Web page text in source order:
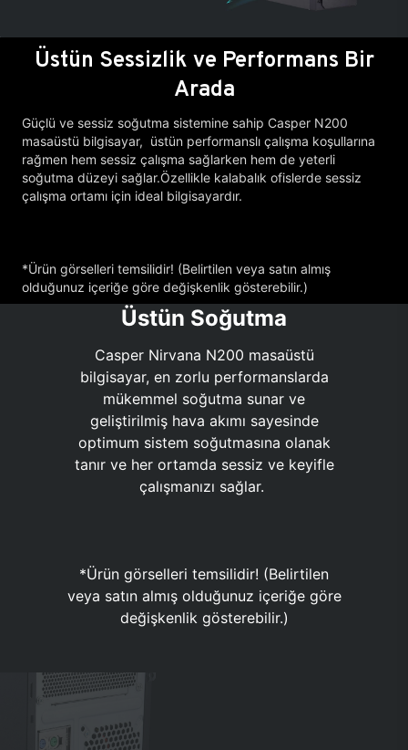
Üstün Sessizlik ve Performans Bir
Arada
Güçlü ve sessiz soğutma sistemine sahip Casper N200
masaüstü bilgisayar, üstün performanslı çalışma koşullarına
rağmen hem sessiz çalışma sağlarken hem de yeterli
soğutma düzeyi sağlar.Özellikle kalabalık ofislerde sessiz
çalışma ortamı için ideal bilgisayardır.
*Ürün görselleri temsilidir! (Belirtilen veya satın almış
olduğunuz içeriğe göre değişkenlik gösterebilir.)
Üstün Soğutma
Casper Nirvana N200 masaüstü
bilgisayar, en zorlu performanslarda
mükemmel soğutma sunar ve
geliştirilmiş hava akımı sayesinde
optimum sistem soğutmasına olanak
tanır ve her ortamda sessiz ve keyifle
çalışmanızı sağlar.
*Ürün görselleri temsilidir! (Belirtilen
veya satın almış olduğunuz içeriğe göre
değişkenlik gösterebilir.)